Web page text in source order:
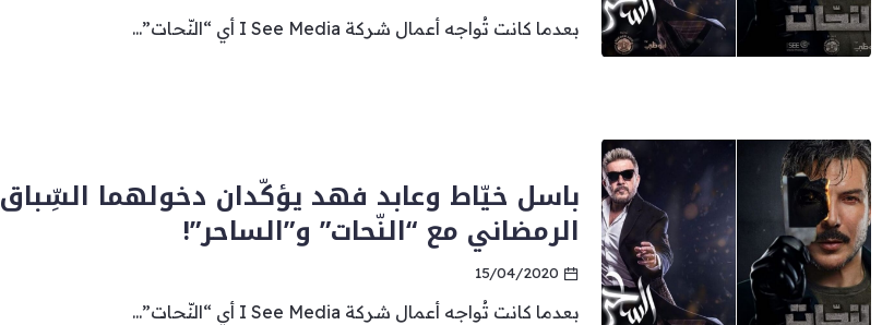
بعدما كانت تُواجه أعمال شركة I See Media أي “النّحات”...
باسل خيّاط وعابد فهد يؤكّدان دخولهما السِّباق
الرمضاني مع “النّحات” و”الساحر”!
15/04/2020
بعدما كانت تُواجه أعمال شركة I See Media أي “النّحات”...